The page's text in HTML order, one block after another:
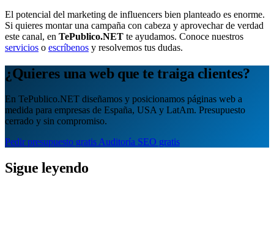
El potencial del marketing de influencers bien planteado es enorme.
Si quieres montar una campaña con cabeza y aprovechar de verdad
este canal, en TePublico.NET te ayudamos. Conoce nuestros
servicios o escríbenos y resolvemos tus dudas.
¿Quieres una web que te traiga clientes?
En TePublico.NET diseñamos y posicionamos páginas web a
medida para empresas de España, USA y LatAm. Presupuesto
cerrado y sin compromiso.
Pedir presupuesto gratis Auditoría SEO gratis
Sigue leyendo